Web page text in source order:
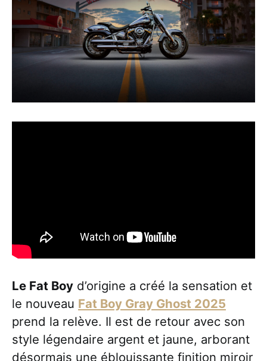
Le Fat Boy d’origine a créé la sensation et
le nouveau Fat Boy Gray Ghost 2025
prend la relève. Il est de retour avec son
style légendaire argent et jaune, arborant
désormais une éblouissante finition miroir